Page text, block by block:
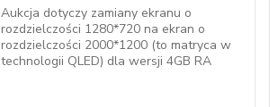
Aukcja dotyczy zamiany ekranu o
rozdzielczości 1280*720 na ekran o
rozdzielczości 2000*1200 (to matryca w
technologii QLED) dla wersji 4GB RA